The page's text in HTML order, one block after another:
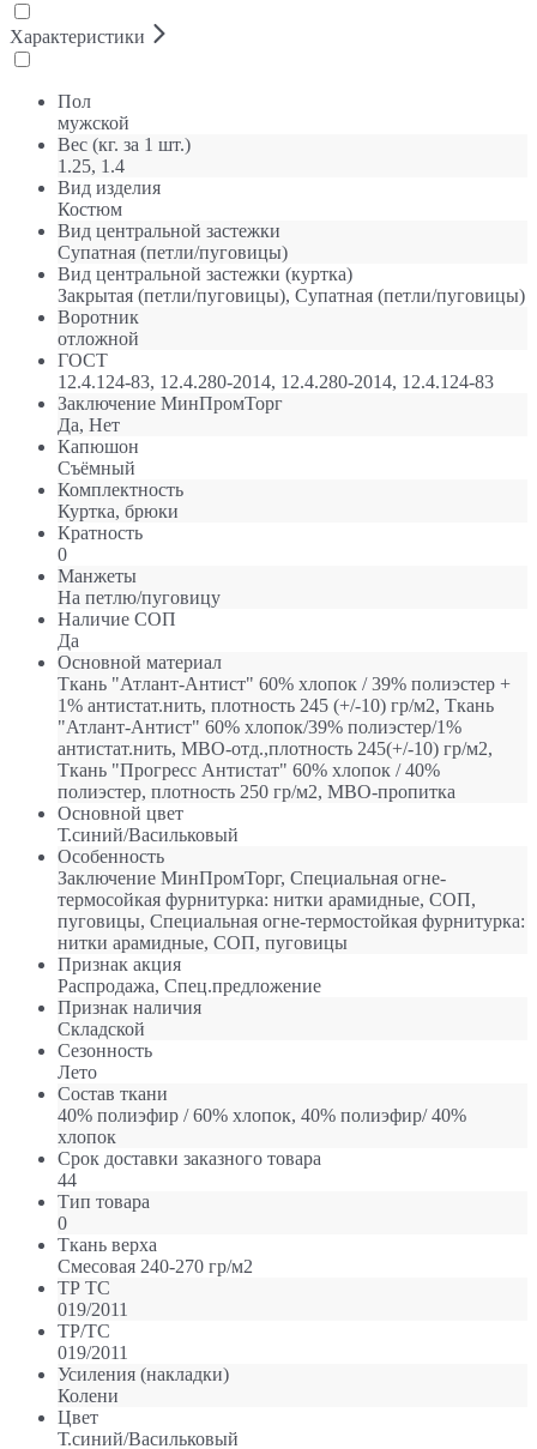
Характеристики
Пол
мужской
Вес (кг. за 1 шт.)
1.25, 1.4
Вид изделия
Костюм
Вид центральной застежки
Супатная (петли/пуговицы)
Вид центральной застежки (куртка)
Закрытая (петли/пуговицы), Супатная (петли/пуговицы)
Воротник
отложной
ГОСТ
12.4.124-83, 12.4.280-2014, 12.4.280-2014, 12.4.124-83
Заключение МинПромТорг
Да, Нет
Капюшон
Съёмный
Комплектность
Куртка, брюки
Кратность
0
Манжеты
На петлю/пуговицу
Наличие СОП
Да
Основной материал
Ткань "Атлант-Антист" 60% хлопок / 39% полиэстер +
1% антистат.нить, плотность 245 (+/-10) гр/м2, Ткань
"Атлант-Антист" 60% хлопок/39% полиэстер/1%
антистат.нить, МВО-отд.,плотность 245(+/-10) гр/м2,
Ткань "Прогресс Антистат" 60% хлопок / 40%
полиэстер, плотность 250 гр/м2, МВО-пропитка
Основной цвет
Т.синий/Васильковый
Особенность
Заключение МинПромТорг, Специальная огне-
термосойкая фурнитурка: нитки арамидные, СОП,
пуговицы, Специальная огне-термостойкая фурнитурка:
нитки арамидные, СОП, пуговицы
Признак акция
Распродажа, Спец.предложение
Признак наличия
Складской
Сезонность
Лето
Состав ткани
40% полиэфир / 60% хлопок, 40% полиэфир/ 40%
хлопок
Срок доставки заказного товара
44
Тип товара
0
Ткань верха
Смесовая 240-270 гр/м2
ТР ТС
019/2011
ТР/ТС
019/2011
Усиления (накладки)
Колени
Цвет
Т.синий/Васильковый